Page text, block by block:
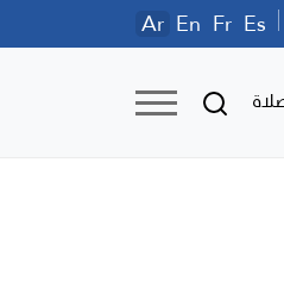
Ar En Fr Es